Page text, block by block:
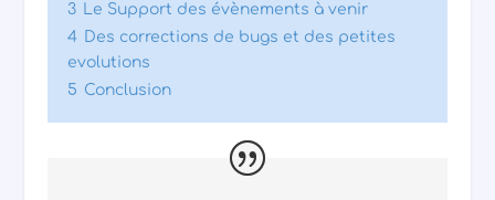
3 Le Support des évènements à venir
4 Des corrections de bugs et des petites
evolutions
5 Conclusion